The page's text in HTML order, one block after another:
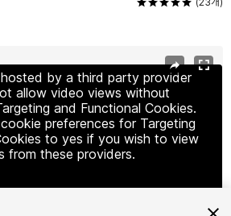
by a third party provider
allow video views without
and Functional Cookies.
preferences for Targeting
to yes if you wish to view
from these providers.